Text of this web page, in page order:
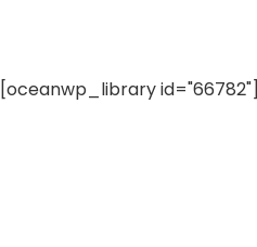
[oceanwp_library id="66782"]